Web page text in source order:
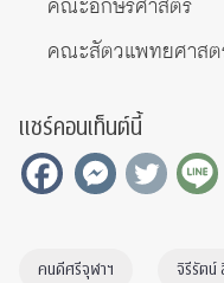
คณะอักษรศาสตร์
คณะสัตวแพทยศาส
แชร์คอนเท็นต์นี้
คนดีศรีจุฬาฯ จิรีรัตน์